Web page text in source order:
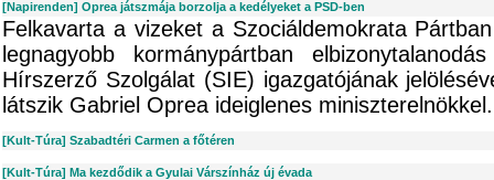
[Napirenden] Oprea játszmája borzolja a kedélyeket a PSD-ben
Felkavarta a vizeket a Szociáldemokrata
legnagyobb kormánypártban
Hírszerző Szolgálat (SIE) igazgatójának
látszik Gabriel Oprea ideiglenes miniszterelnökkel.
[Kult-Túra] Szabadtéri Carmen a főtéren
[Kult-Túra] Ma kezdődik a Gyulai Várszínház új évada